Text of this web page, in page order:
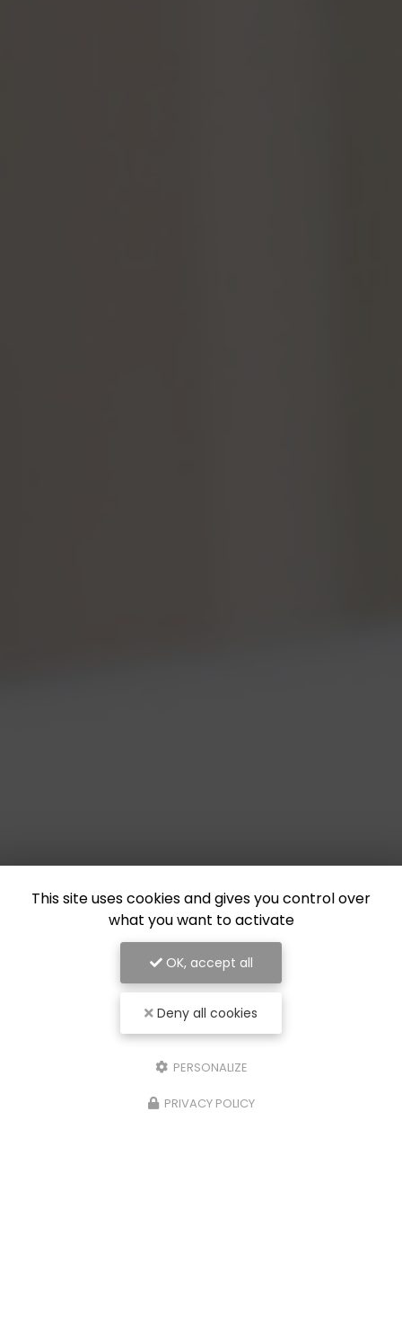
Plus de 15 ans d'expériencedans la prestation
et la législation sociale
Plus de 7 ansdans l'audit social
This site uses cookies and gives you control over
what you want to activate
OK, accept all
Deny all cookies
PERSONALIZE
PRIVACY POLICY